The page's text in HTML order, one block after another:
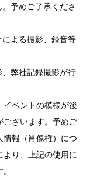
予めご了承くださ
よる撮影、録音等
弊社記録撮影が行
ベントの模様が後
ございます。予めご
報（肖像権）につ
り、上記の使用に